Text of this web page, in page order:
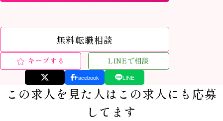
無料転職相談
キープする LINEで相談
Facebook LINE
この求人を見た人はこの求人にも応募
してます